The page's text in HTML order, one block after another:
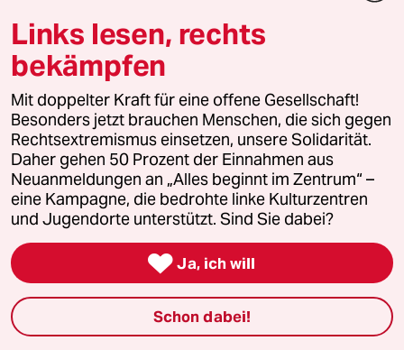
Unterstützen
abo
genossenschaft
taz zahl ich
recherchefonds ausland
panterstiftung
panterpreis 2026
Links lesen, rechts
bekämpfen
Mit doppelter Kraft für eine offene Gesellschaft!
Besonders jetzt brauchen Menschen, die sich gegen
Rechtsextremismus einsetzen, unsere Solidarität.
Daher gehen 50 Prozent der Einnahmen aus
Neuanmeldungen an „Alles beginnt im Zentrum“ –
eine Kampagne, die bedrohte linke Kulturzentren
und Jugendorte unterstützt. Sind Sie dabei?
 Ja, ich will
Schon dabei!